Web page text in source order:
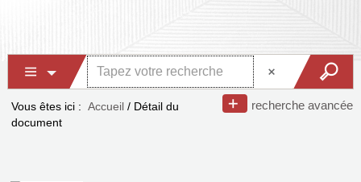
recherche avancée
Vous êtes ici : Accueil / Détail du
document